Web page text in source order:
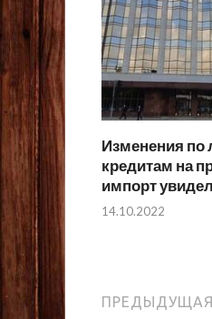
Изменения по
кредитам на
импорт
14.10.2022